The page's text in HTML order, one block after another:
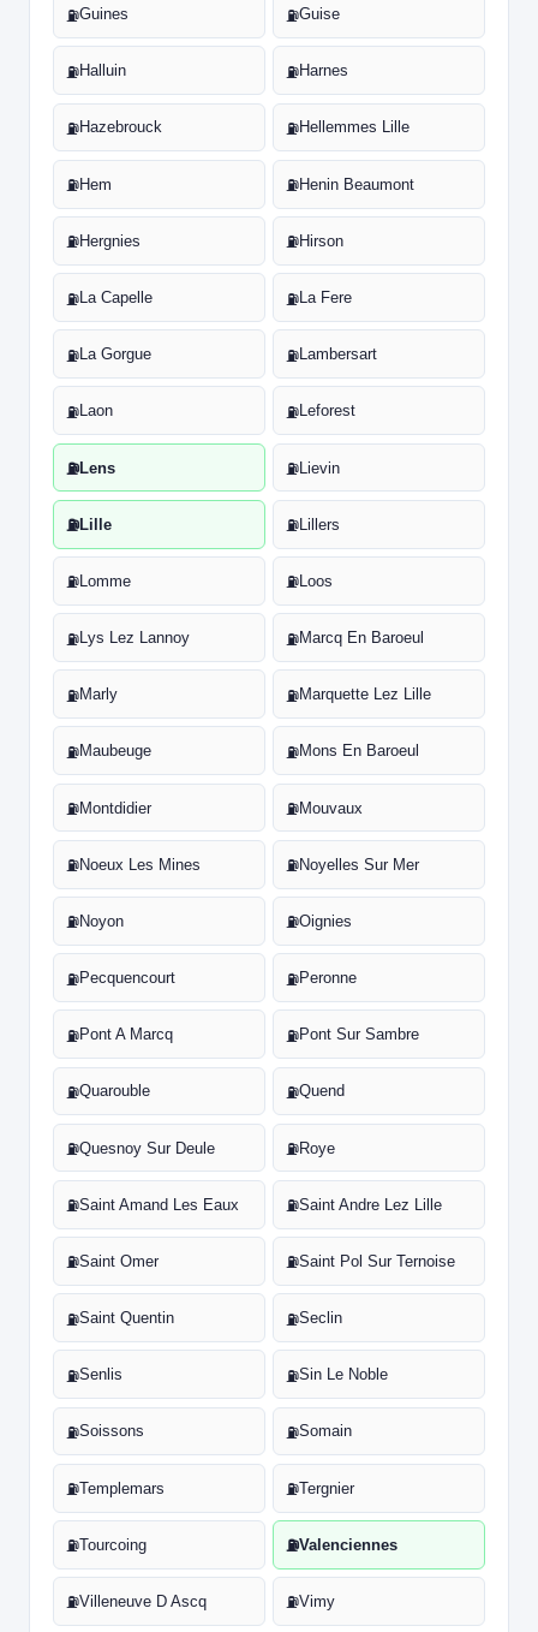
⛽Guines ⛽Guise
⛽Halluin ⛽Harnes
⛽Hazebrouck ⛽Hellemmes Lille
⛽Hem ⛽Henin Beaumont
⛽Hergnies ⛽Hirson
⛽La Capelle ⛽La Fere
⛽La Gorgue ⛽Lambersart
⛽Laon ⛽Leforest
⛽Lens ⛽Lievin
⛽Lille ⛽Lillers
⛽Lomme ⛽Loos
⛽Lys Lez Lannoy ⛽Marcq En Baroeul
⛽Marly ⛽Marquette Lez Lille
⛽Maubeuge ⛽Mons En Baroeul
⛽Montdidier ⛽Mouvaux
⛽Noeux Les Mines ⛽Noyelles Sur Mer
⛽Noyon ⛽Oignies
⛽Pecquencourt ⛽Peronne
⛽Pont A Marcq ⛽Pont Sur Sambre
⛽Quarouble ⛽Quend
⛽Quesnoy Sur Deule ⛽Roye
⛽Saint Amand Les Eaux ⛽Saint Andre Lez Lille
⛽Saint Omer ⛽Saint Pol Sur Ternoise
⛽Saint Quentin ⛽Seclin
⛽Senlis ⛽Sin Le Noble
⛽Soissons ⛽Somain
⛽Templemars ⛽Tergnier
⛽Tourcoing ⛽Valenciennes
⛽Villeneuve D Ascq ⛽Vimy